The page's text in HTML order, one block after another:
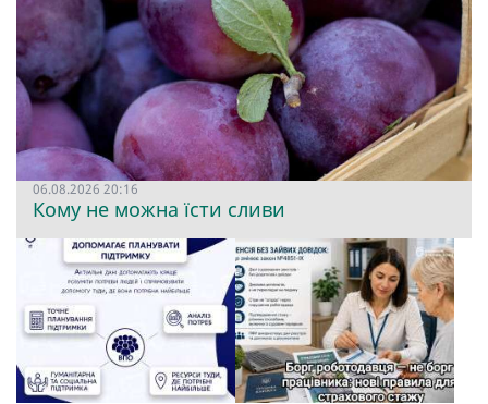
06.08.2026 20:16
Кому не можна їсти сливи